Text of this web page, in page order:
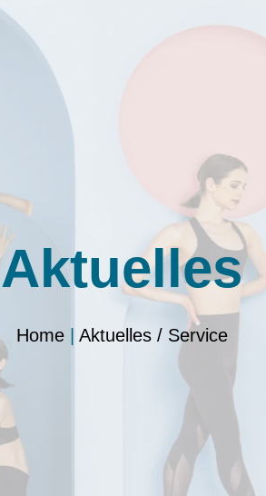
Aktuelles
Home| Aktuelles / Service